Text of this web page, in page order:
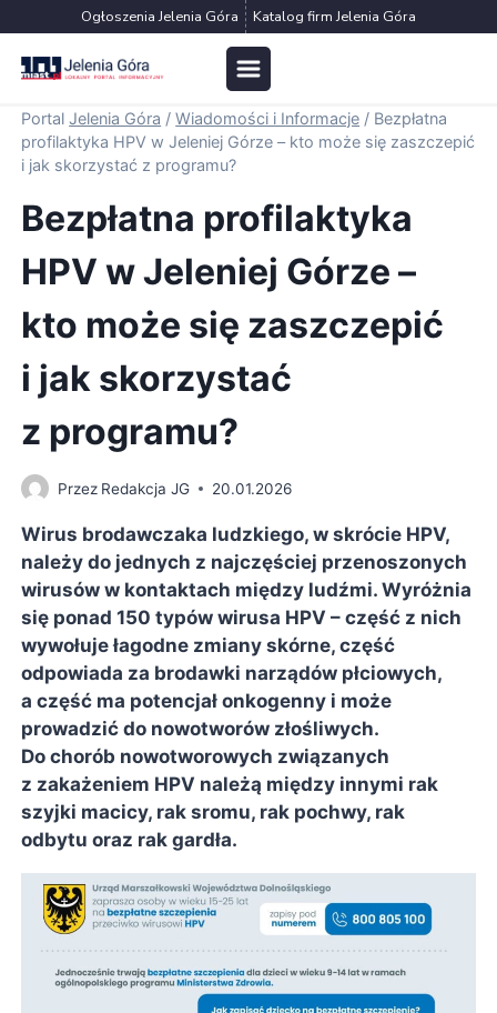
do
treści
Ogłoszenia Jelenia Góra Katalog firm Jelenia Góra
PortalJelenia Góra /Wiadomości i Informacje / Bezpłatna
profilaktyka HPV w Jeleniej Górze – kto może się zaszczepić
i jak skorzystać z programu?
Bezpłatna profilaktyka
HPV w Jeleniej Górze –
kto może się zaszczepić
i jak skorzystać
z programu?
Przez Redakcja JG 20.01.2026
Wirus brodawczaka ludzkiego, w skrócie HPV,
należy do jednych z najczęściej przenoszonych
wirusów w kontaktach między ludźmi. Wyróżnia
się ponad 150 typów wirusa HPV – część z nich
wywołuje łagodne zmiany skórne, część
odpowiada za brodawki narządów płciowych,
a część ma potencjał onkogenny i może
prowadzić do nowotworów złośliwych.
Do chorób nowotworowych związanych
z zakażeniem HPV należą między innymi rak
szyjki macicy, rak sromu, rak pochwy, rak
odbytu oraz rak gardła.